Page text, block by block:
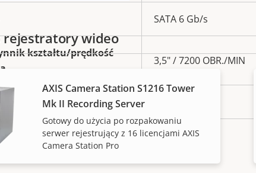
SATA 6 Gb/s
kształtu/prędkość
3,5" / 7200 OBR./MIN
pracą
rejestratory wideo
AXIS Camera Station S1216 Tower
Mk II Recording Server
Gotowy do użycia po rozpakowaniu
serwer rejestrujący z 16 licencjami AXIS
Camera Station Pro